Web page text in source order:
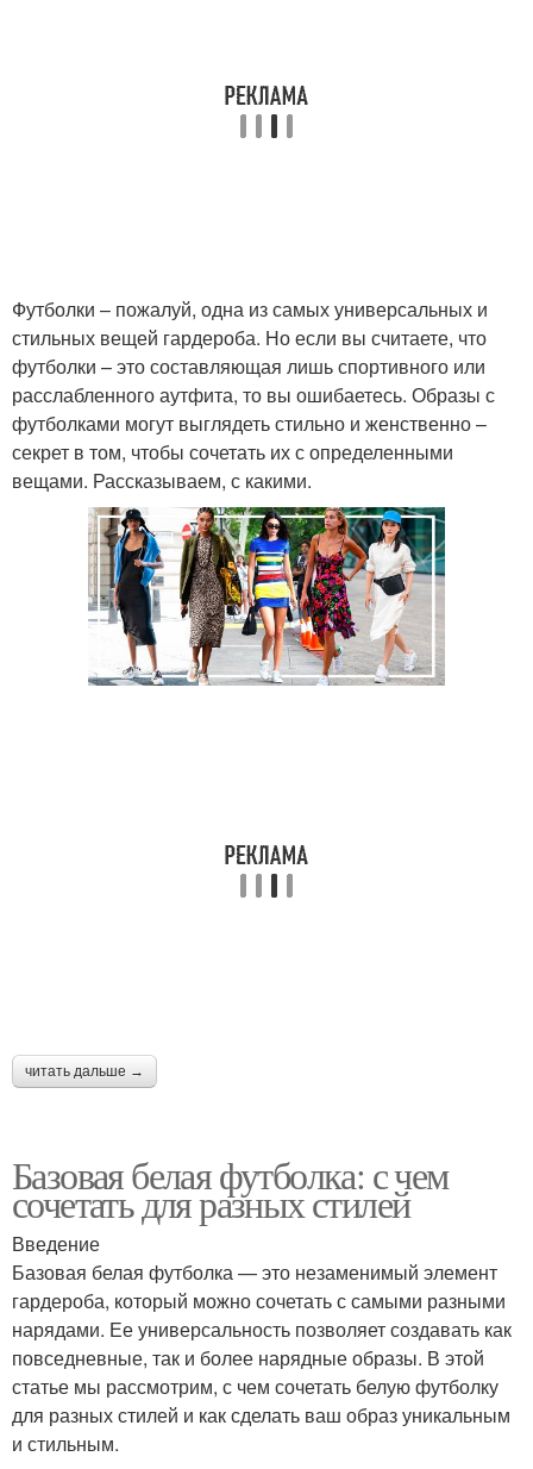
вечернего мероприятия
Футболка с шортами Футболка с леггинсами
Футболка в женском
стиле
Футболка на работу
Футболка на свидание
Футболка в спортивном
стиле
Футболка на
официальные
мероприятия
официального случая
Футболка в холодное
Футболка с подтяжками
Футболки – пожалуй, одна из самых универсальных и
стильных вещей гардероба. Но если вы считаете, что
футболки – это составляющая лишь спортивного или
расслабленного аутфита, то вы ошибаетесь. Образы с
футболками могут выглядеть стильно и женственно –
секрет в том, чтобы сочетать их с определенными
вещами. Рассказываем, с какими.
читать дальше →
Базовая белая футболка: с чем
сочетать для разных стилей
Введение
Базовая белая футболка — это незаменимый элемент
гардероба, который можно сочетать с самыми разными
нарядами. Ее универсальность позволяет создавать как
повседневные, так и более нарядные образы. В этой
статье мы рассмотрим, с чем сочетать белую футболку
для разных стилей и как сделать ваш образ уникальным
и стильным.